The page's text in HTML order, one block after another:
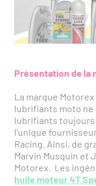
Présentation de la
La marque
lubrifiants moto ne
lubrifiants
l'unique
Racing. Ainsi, de
Marvin Musquin et
Motorex. Les
huile moteur 4T